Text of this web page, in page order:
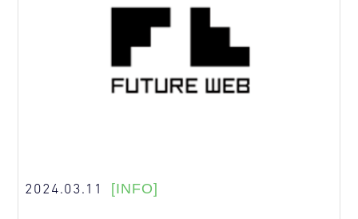
2024.03.11 [INFO]